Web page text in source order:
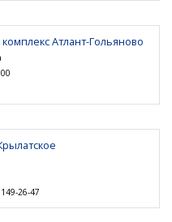
Атлант-Гольяново
26-47